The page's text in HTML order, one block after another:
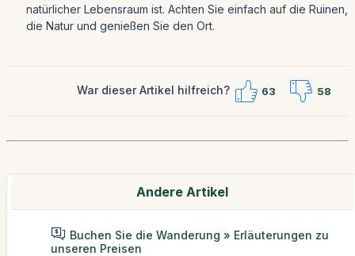
natürlicher Lebensraum ist. Achten Sie einfach auf die Ruinen,
die Natur und genießen Sie den Ort.
War dieser Artikel hilfreich? 63 58
Andere Artikel
Buchen Sie die Wanderung » Erläuterungen zu
unseren Preisen